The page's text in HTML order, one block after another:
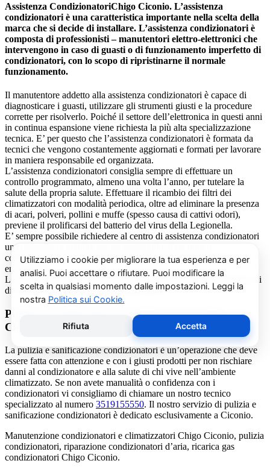
Assistenza CondizionatoriChigo Ciconio. L’assistenza
condizionatori è una caratteristica importante nella scelta della
marca che si decide di installare. L’assistenza condizionatori è
composta di professionisti – manutentori elettro-elettronici che
intervengono in caso di guasti o di funzionamento imperfetto di
condizionatori, con lo scopo di ripristinarne il normale
funzionamento.
Il manutentore addetto alla assistenza condizionatori è capace di
diagnosticare i guasti, utilizzare gli strumenti giusti e la procedure
corrette per risolverlo. Poiché il settore dell’elettronica in questi anni
in continua espansione viene richiesta la più alta specializzazione
tecnica. E’ per questo che l’assistenza condizionatori è formata da
tecnici che vengono costantemente aggiornati e formati per lavorare
in maniera responsabile ed organizzata.
L’assistenza condizionatori consiglia sempre di effettuare un
controllo programmato, almeno una volta l’anno, per tutelare la
salute della propria salute. Effettuare il ricambio dei filtri dei
climatizzatori con modalità periodica, oltre ad eliminare la presenza
di acari, polveri, pollini e muffe (spesso causa di cattivi odori),
previene il prolificarsi del batterio del virus della Legionella.
E’ sempre possibile richiedere al centro di assistenza condizionatori
una consulenza gratuita per un montaggio di un nuovo
condizionatore o sulle ultime normative in materia di risparmio
energetico.
La salute e il benessere sono quindi essere gli obiettivi fondamentali
di un addetto alla assistenza condizionatori.
Pulizia e Sanificazione Condizionatori Chigo
Ciconio
La pulizia e sanificazione condizionatori è un’operazione che deve
essere fatta con attenzione e con i giusti prodotti per non rischiare
danni al condizionatore e alla salute di chi vive nell’ambiente
climatizzato. Se non avete manualità o confidenza con i
condizionatori vi consigliamo di chiamare un nostro tecnico
specializzato al numero 3519155550. Il nostro servizio di pulizia e
sanificazione condizionatori è dedicato esclusivamente a Ciconio.
Manutenzione condizionatori e climatizzatori Chigo Ciconio, pulizia
condizionatori, riparazione condizionatori d’aria, ricarica gas
condizionatori Chigo Ciconio.